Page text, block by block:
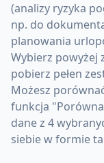
(analizy ryzyka
np. do
planowania
Wybierz powyżej
pobierz pełen
Możesz
funkcja
dane z 4
siebie w formie